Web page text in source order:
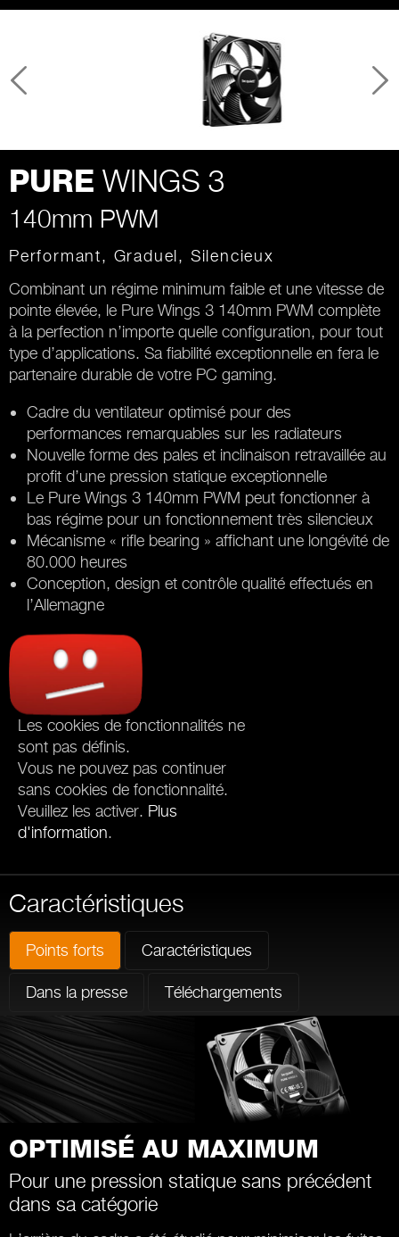
PURE WINGS 3
140mm PWM
Performant, Graduel, Silencieux
Combinant un régime minimum faible et une vitesse de
pointe élevée, le Pure Wings 3 140mm PWM complète
à la perfection n’importe quelle configuration, pour tout
type d’applications. Sa fiabilité exceptionnelle en fera le
partenaire durable de votre PC gaming.
Cadre du ventilateur optimisé pour des
performances remarquables sur les radiateurs
Nouvelle forme des pales et inclinaison retravaillée au
profit d’une pression statique exceptionnelle
Le Pure Wings 3 140mm PWM peut fonctionner à
bas régime pour un fonctionnement très silencieux
Mécanisme « rifle bearing » affichant une longévité de
80.000 heures
Conception, design et contrôle qualité effectués en
l’Allemagne
Les cookies de fonctionnalités ne
sont pas définis.
Vous ne pouvez pas continuer
sans cookies de fonctionnalité.
Veuillez les activer. Plus
d'information.
Caractéristiques
Points forts Caractéristiques
Dans la presse Téléchargements
OPTIMISÉ AU MAXIMUM
Pour une pression statique sans précédent
dans sa catégorie